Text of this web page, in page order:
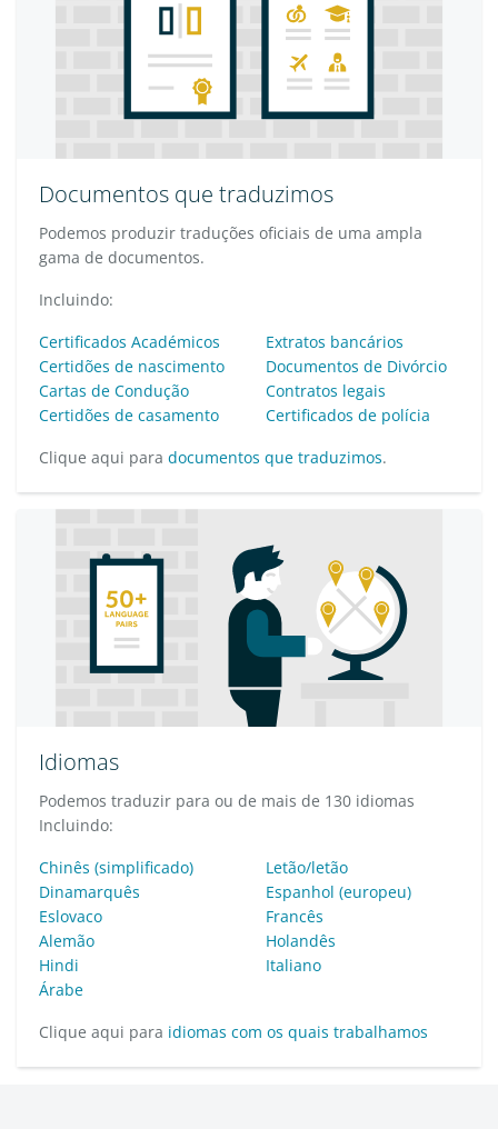
Documentos que traduzimos
Podemos produzir traduções oficiais de uma ampla
gama de documentos.
Incluindo:
Certificados Académicos
Extratos bancários
Certidões de nascimento
Documentos de Divórcio
Cartas de Condução
Contratos legais
Certidões de casamento
Certificados de polícia
Clique aqui para documentos que traduzimos.
Idiomas
Podemos traduzir para ou de mais de 130 idiomas
Incluindo:
Chinês (simplificado)
Letão/letão
Dinamarquês
Espanhol (europeu)
Eslovaco
Francês
Alemão
Holandês
Hindi
Italiano
Árabe
Clique aqui para idiomas com os quais trabalhamos